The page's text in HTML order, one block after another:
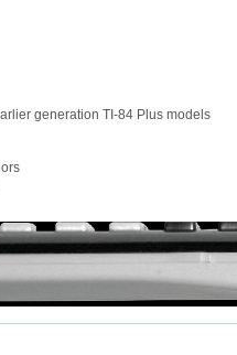
generation TI-84 Plus models